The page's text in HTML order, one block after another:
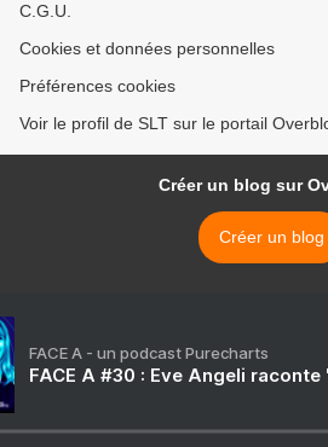
C.G.U.
Cookies et données personnelles
Préférences cookies
Voir le profil de SLT sur le portail
Créer un blog sur
Créer un blog
FACE A - un podcast Purecharts
FACE A #30 : Eve Angeli